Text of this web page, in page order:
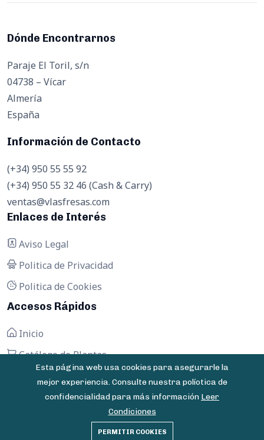
Dónde Encontrarnos
Paraje El Toril, s/n
04738 – Vícar
Almería
España
Información de Contacto
(+34) 950 55 55 92
(+34) 950 55 32 46 (Cash & Carry)
ventas@vlasfresas.com
Enlaces de Interés
Aviso Legal
Politica de Privacidad
Politica de Cookies
Accesos Rápidos
Inicio
Catálogo de Plantas
Contactar
© 2025 Vivero Las Fresas - Todos los derechos
Esta página web usa cookies para asegurarle la
mejor experiencia. Consulte nuestra políotica de
confidencialidad para más información Leer
Condiciones
PERMITIR COOKIES